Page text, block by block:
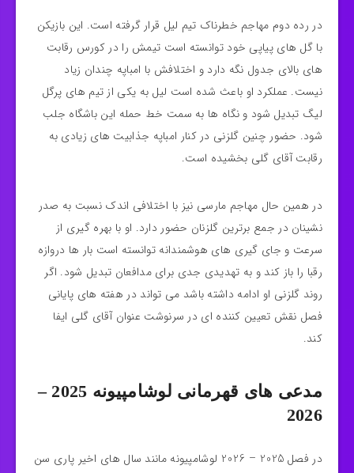
در رده دوم مهاجم خطرناک تیم لیل قرار گرفته است. این بازیکن
با گل‌ های پیاپی خود توانسته است تیمش را در کورس رقابت‌
های بالای جدول نگه دارد و اختلافش با امباپه چندان زیاد
نیست. عملکرد او باعث شده است لیل به یکی از تیم‌ های پرگل
لیگ تبدیل شود و نگاه‌ ها به سمت خط حمله این باشگاه جلب
شود. حضور چنین گلزنی در کنار امباپه جذابیت‌ های زیادی به
رقابت آقای گلی بخشیده است.
در همین حال مهاجم مارسی نیز با اختلافی اندک نسبت به صدر
نشینان در جمع برترین گلزنان حضور دارد. او با بهره‌ گیری از
سرعت و جای‌ گیری‌ های هوشمندانه توانسته است بار ها دروازه
رقبا را باز کند و به تهدیدی جدی برای مدافعان تبدیل شود. اگر
روند گلزنی او ادامه داشته باشد می‌ تواند در هفته‌ های پایانی
فصل نقش تعیین‌ کننده‌ ای در سرنوشت عنوان آقای گلی ایفا
کند.
مدعی‌ های قهرمانی لوشامپیونه 2025 –
2026
در فصل 2025 – 2026 لوشامپیونه مانند سال‌ های اخیر پاری سن